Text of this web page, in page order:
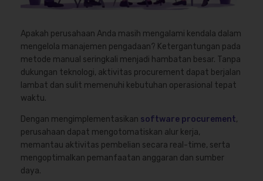
Apakah perusahaan Anda masih mengalami kendala dalam
mengelola manajemen pengadaan? Ketergantungan pada
metode manual seringkali menjadi hambatan besar. Tanpa
dukungan teknologi, aktivitas procurement dapat berjalan
lambat dan sulit memenuhi kebutuhan operasional tepat
waktu.
Dengan mengimplementasikan software procurement,
perusahaan dapat mengotomatiskan alur kerja,
memantau aktivitas pembelian secara real-time, serta
mengoptimalkan pemanfaatan anggaran dan sumber
daya.